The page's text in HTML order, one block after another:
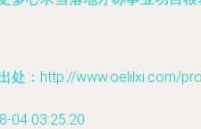
处：http://www.oelilxi.com/
04 03:25:20